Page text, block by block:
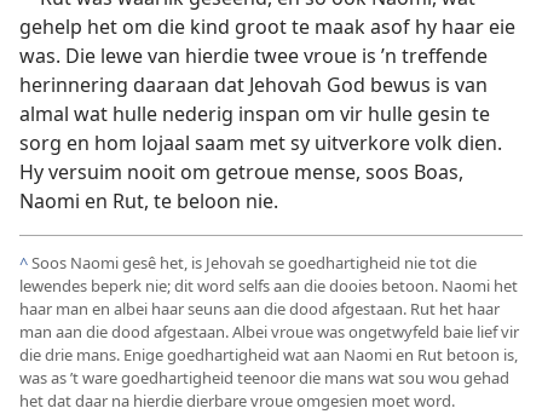
gehelp het om die kind groot te maak asof hy haar eie
was. Die lewe van hierdie twee vroue is ’n treffende
herinnering daaraan dat Jehovah God bewus is van
almal wat hulle nederig inspan om vir hulle gesin te
sorg en hom lojaal saam met sy uitverkore volk dien.
Hy versuim nooit om getroue mense, soos Boas,
Naomi en Rut, te beloon nie.
^Soos Naomi gesê het, is Jehovah se goedhartigheid nie tot die
lewendes beperk nie; dit word selfs aan die dooies betoon. Naomi het
haar man en albei haar seuns aan die dood afgestaan. Rut het haar
man aan die dood afgestaan. Albei vroue was ongetwyfeld baie lief vir
die drie mans. Enige goedhartigheid wat aan Naomi en Rut betoon is,
was as ’t ware goedhartigheid teenoor die mans wat sou wou gehad
het dat daar na hierdie dierbare vroue omgesien moet word.